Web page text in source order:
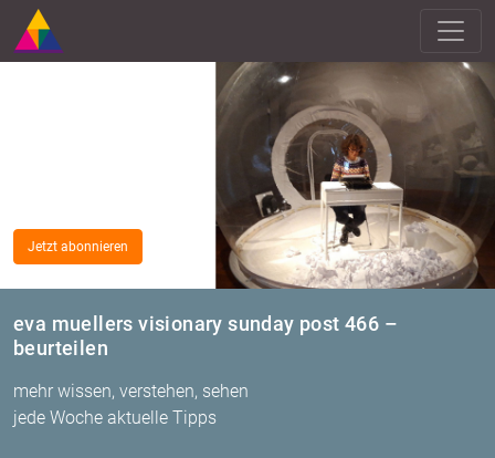
eva muellers visionary sunday post 466 –
beurteilen
mehr wissen, verstehen, sehen
jede Woche aktuelle Tipps
Jetzt abonnieren